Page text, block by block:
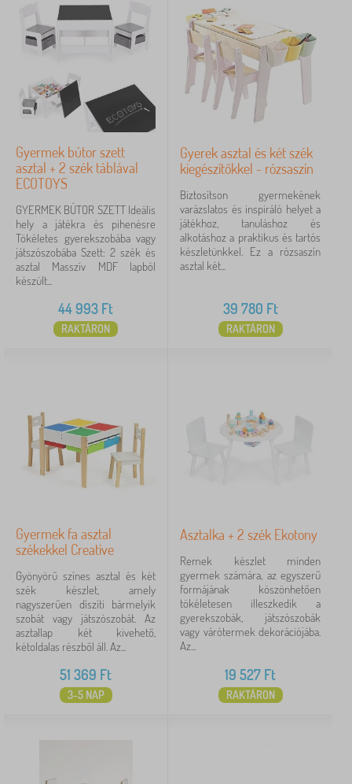
Gyermek bútor szett
asztal + 2 szék táblával
ECOTOYS
GYERMEK BÚTOR SZETT Ideális
hely a játékra és pihenésre
Tökéletes gyerekszobába vagy
játszószobába Szett: 2 szék és
asztal Masszív MDF lapból
készült...
44 993 Ft
RAKTÁRON
Gyerek asztal és két szék
kiegészítőkkel - rózsaszín
Biztosítson gyermekének
varázslatos és inspiráló helyet a
játékhoz, tanuláshoz és
alkotáshoz a praktikus és tartós
készletünkkel. Ez a rózsaszín
asztal két...
39 780 Ft
RAKTÁRON
Gyermek fa asztal
székekkel Creative
Gyönyörű színes asztal és két
szék készlet, amely
nagyszerűen díszíti bármelyik
szobát vagy játszószobát. Az
asztallap két kivehető,
kétoldalas részből áll. Az...
51 369 Ft
3-5 NAP
Asztalka + 2 szék Ekotony
Remek készlet minden
gyermek számára, az egyszerű
formájának köszönhetően
tökéletesen illeszkedik a
gyerekszobák, játszószobák
vagy várótermek dekorációjába.
Az...
19 527 Ft
RAKTÁRON